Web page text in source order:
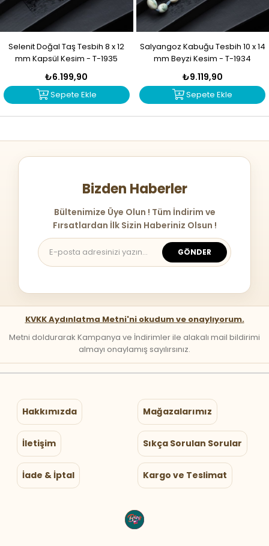
Selenit Doğal Taş Tesbih 8 x 12
mm Kapsül Kesim - T-1935
₺6.199,90
Sepete Ekle
Salyangoz Kabuğu Tesbih 10 x 14
mm Beyzi Kesim - T-1934
₺9.119,90
Sepete Ekle
Bizden Haberler
Bültenimize Üye Olun ! Tüm İndirim ve
Fırsatlardan İlk Sizin Haberiniz Olsun !
GÖNDER
KVKK Aydınlatma Metni'ni okudum ve onaylıyorum.
Metni doldurarak Kampanya ve İndirimler ile alakalı mail bildirimi
almayı onaylamış sayılırsınız.
Hakkımızda Mağazalarımız
İletişim Sıkça Sorulan Sorular
İade & İptal Kargo ve Teslimat